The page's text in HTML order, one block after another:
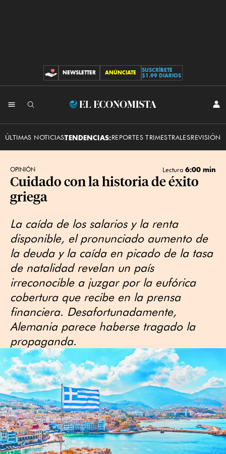
CONTRIBUCIONES
NEWSLETTER ANÚNCIATE
SUSCRÍBETE
$1.99 DIARIOS
El
ÚLTIMAS NOTICIASTENDENCIAS:REPORTES TRIMESTRALESREVISIÓN
OPINIÓN Lectura 6:00 min
Cuidado con la historia de éxito
griega
La caída de los salarios y la renta
disponible, el pronunciado aumento de
la deuda y la caída en picado de la tasa
de natalidad revelan un país
irreconocible a juzgar por la eufórica
cobertura que recibe en la prensa
financiera. Desafortunadamente,
Alemania parece haberse tragado la
propaganda.